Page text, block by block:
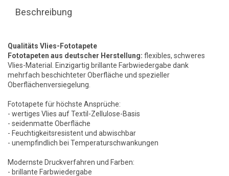
Beschreibung
Qualitäts Vlies-Fototapete
Fototapeten aus deutscher Herstellung: flexibles, schweres
Vlies-Material. Einzigartig brillante Farbwiedergabe dank
mehrfach beschichteter Oberfläche und spezieller
Oberflächenversiegelung.
Fototapete für höchste Ansprüche:
- wertiges Vlies auf Textil-Zellulose-Basis
- seidenmatte Oberfläche
- Feuchtigkeitsresistent und abwischbar
- unempfindlich bei Temperaturschwankungen
Modernste Druckverfahren und Farben:
- brillante Farbwiedergabe